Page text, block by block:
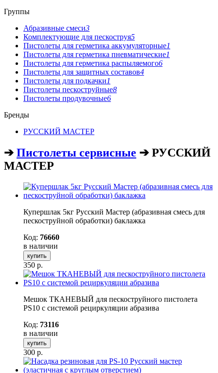
Группы
Абразивные смеси3
Комплектующие для пескоструя5
Пистолеты для герметика аккумуляторные1
Пистолеты для герметика пневматические1
Пистолеты для герметика распыляемого6
Пистолеты для защитных составов4
Пистолеты для подкачки1
Пистолеты пескоструйные8
Пистолеты продувочные6
Бренды
РУССКИЙ МАСТЕР
➔ Пистолеты сервисные ➔ РУССКИЙ
МАСТЕР
Купершлак 5кг Русский Мастер (абразивная смесь для
пескоструйной обработки) баклажка
Код: 76660
в наличии
купить
350 р.
Мешок ТКАНЕВЫЙ для пескоструйного пистолета
PS10 с системой рециркуляции абразива
Код: 73116
в наличии
купить
300 р.